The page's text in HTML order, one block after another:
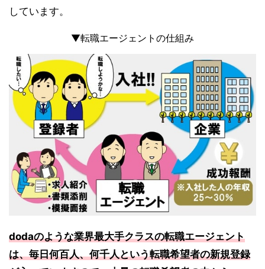
しています。
▼転職エージェントの仕組み
dodaのような業界最大手クラスの転職エージェント
は、毎日何百人、何千人という転職希望者の新規登録